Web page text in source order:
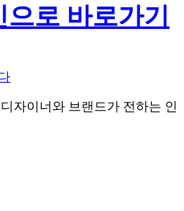
자이너와 브랜드가 전하는 인